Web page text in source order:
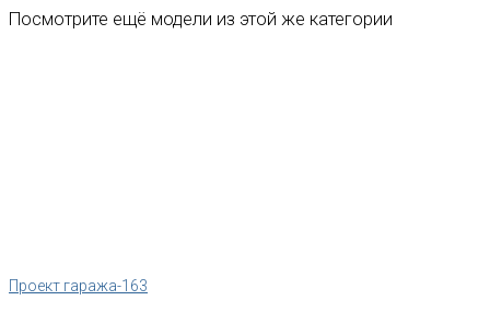
Посмотрите ещё модели из этой же категории
Проект гаража-163